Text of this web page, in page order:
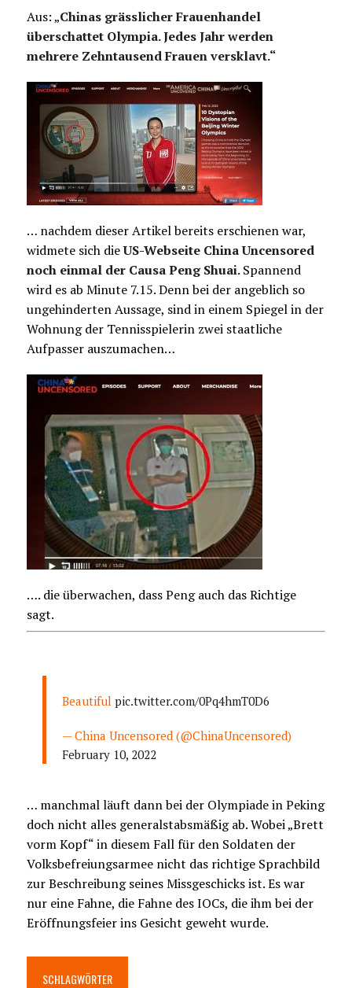
Aus: „Chinas grässlicher Frauenhandel
überschattet Olympia. Jedes Jahr werden
mehrere Zehntausend Frauen versklavt.“
… nachdem dieser Artikel bereits erschienen war,
widmete sich dieUS-Webseite China Uncensored
noch einmal der Causa Peng Shuai. Spannend
wird es ab Minute 7.15. Denn bei der angeblich so
ungehinderten Aussage, sind in einem Spiegel in der
Wohnung der Tennisspielerin zwei staatliche
Aufpasser auszumachen…
…. die überwachen, dass Peng auch das Richtige
sagt.
Beautiful pic.twitter.com/0Pq4hmT0D6
— China Uncensored (@ChinaUncensored)
February 10, 2022
… manchmal läuft dann bei der Olympiade in Peking
doch nicht alles generalstabsmäßig ab. Wobei „Brett
vorm Kopf“ in diesem Fall für den Soldaten der
Volksbefreiungsarmee nicht das richtige Sprachbild
zur Beschreibung seines Missgeschicks ist. Es war
nur eine Fahne, die Fahne des IOCs, die ihm bei der
Eröffnungsfeier ins Gesicht geweht wurde.
SCHLAGWÖRTER